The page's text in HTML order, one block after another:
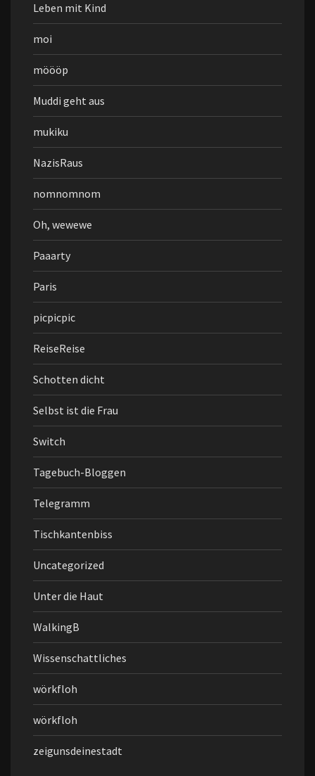
Leben mit Kind
moi
möööp
Muddi geht aus
mukiku
NazisRaus
nomnomnom
Oh, wewewe
Paaarty
Paris
picpicpic
ReiseReise
Schotten dicht
Selbst ist die Frau
Switch
Tagebuch-Bloggen
Telegramm
Tischkantenbiss
Uncategorized
Unter die Haut
WalkingB
Wissenschattliches
wörkfloh
wörkfloh
zeigunsdeinestadt